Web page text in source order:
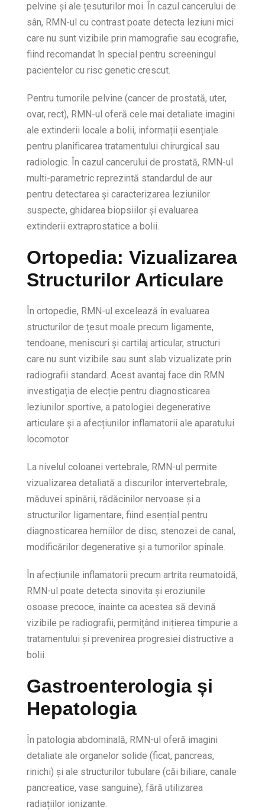
pelvine și ale țesuturilor moi. În cazul cancerului de
sân, RMN-ul cu contrast poate detecta leziuni mici
care nu sunt vizibile prin mamografie sau ecografie,
fiind recomandat în special pentru screeningul
pacientelor cu risc genetic crescut.
Pentru tumorile pelvine (cancer de prostată, uter,
ovar, rect), RMN-ul oferă cele mai detaliate imagini
ale extinderii locale a bolii, informații esențiale
pentru planificarea tratamentului chirurgical sau
radiologic. În cazul cancerului de prostată, RMN-ul
multi-parametric reprezintă standardul de aur
pentru detectarea și caracterizarea leziunilor
suspecte, ghidarea biopsiilor și evaluarea
extinderii extraprostatice a bolii.
Ortopedia: Vizualizarea
Structurilor Articulare
În ortopedie, RMN-ul excelează în evaluarea
structurilor de țesut moale precum ligamente,
tendoane, meniscuri și cartilaj articular, structuri
care nu sunt vizibile sau sunt slab vizualizate prin
radiografii standard. Acest avantaj face din RMN
investigația de elecție pentru diagnosticarea
leziunilor sportive, a patologiei degenerative
articulare și a afecțiunilor inflamatorii ale aparatului
locomotor.
La nivelul coloanei vertebrale, RMN-ul permite
vizualizarea detaliată a discurilor intervertebrale,
măduvei spinării, rădăcinilor nervoase și a
structurilor ligamentare, fiind esențial pentru
diagnosticarea herniilor de disc, stenozei de canal,
modificărilor degenerative și a tumorilor spinale.
În afecțiunile inflamatorii precum artrita reumatoidă,
RMN-ul poate detecta sinovita și eroziunile
osoase precoce, înainte ca acestea să devină
vizibile pe radiografii, permițând inițierea timpurie a
tratamentului și prevenirea progresiei distructive a
bolii.
Gastroenterologia și
Hepatologia
În patologia abdominală, RMN-ul oferă imagini
detaliate ale organelor solide (ficat, pancreas,
rinichi) și ale structurilor tubulare (căi biliare, canale
pancreatice, vase sanguine), fără utilizarea
radiațiilor ionizante.